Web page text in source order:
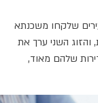
שלקחו משכנתא
והזוג השני ערך את
שלהם מאוד,